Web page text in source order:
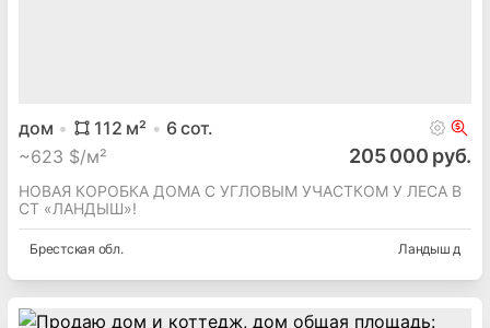
дом 112 м² 6сот.
~623 $/м² 205 000 руб.
НОВАЯ КОРОБКА ДОМА С УГЛОВЫМ УЧАСТКОМ У ЛЕСА В
СТ «ЛАНДЫШ»!
Брестская обл. Ландыш д